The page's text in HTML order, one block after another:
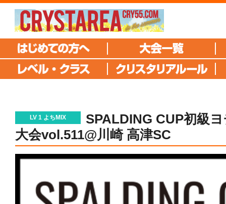
LV 1 よちMIX
SPALDING CUP初級
大会vol.511@川崎 高津SC